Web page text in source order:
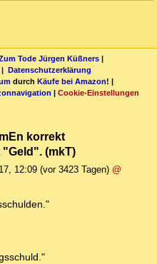
Tode Jürgen Küßners |
| Datenschutzerklärung
durch Käufe bei Amazon! |
| Cookie-Einstellungen
korrekt
(mkT)
12:09 (vor 3423 Tagen) @